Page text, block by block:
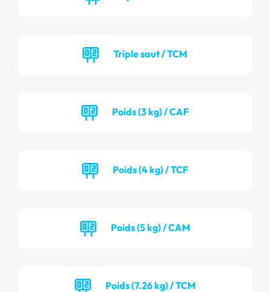
Triple saut / TCM
Poids (3 kg) / CAF
Poids (4 kg) / TCF
Poids (5 kg) / CAM
Poids (7.26 kg) / TCM